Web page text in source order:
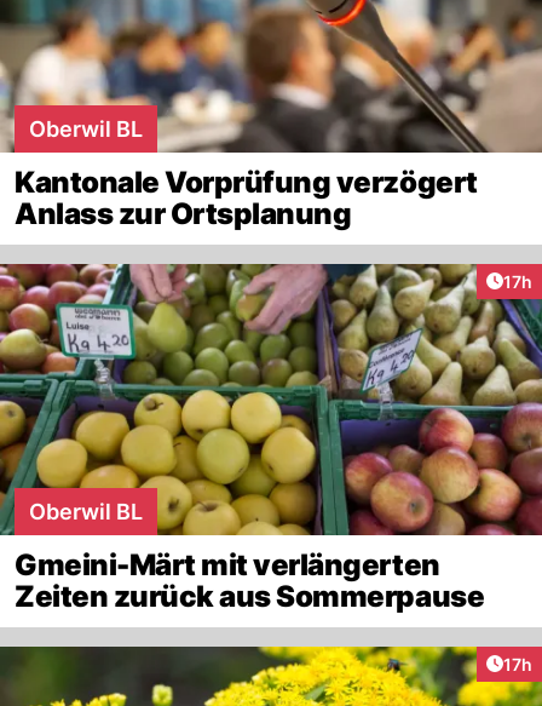
Oberwil BL
Kantonale Vorprüfung verzögert
Anlass zur Ortsplanung
17h
Oberwil BL
Gmeini-Märt mit verlängerten
Zeiten zurück aus Sommerpause
17h